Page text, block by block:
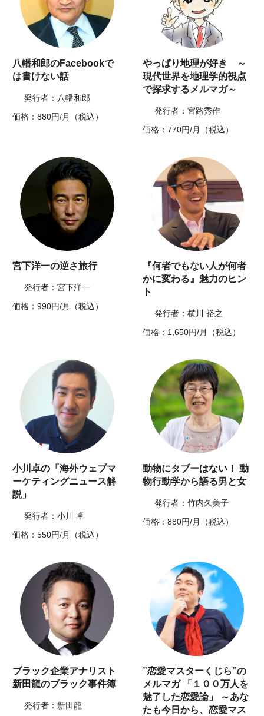
八幡和郎のFacebookで
は書けない話
発行者：八幡和郎
価格：880円/月（税込）
やっぱり地理が好き ～
現代世界を地理学的視点
で探求するメルマガ～
発行者：宮路秀作
価格：770円/月（税込）
宮下洋一の逆さ旅行
発行者：宮下洋一
価格：990円/月（税込）
『何者でもない人が何者
かに変わる』魅力のヒン
ト
発行者：横川 裕之
価格：1,650円/月（税込）
小川卓の「海外ウェブマ
ーケティングニュース解
説」
発行者：小川 卓
価格：550円/月（税込）
動物にタブーはない！ 動
物行動学から語る男と女
発行者：竹内久美子
価格：880円/月（税込）
ブラック企業アナリスト
新田龍のブラック事件簿
発行者：新田龍
”恋愛マスターくじら”の
メルマガ 「１００万人を
魅了した恋愛論」 ～あな
たも今日から、恋愛マス